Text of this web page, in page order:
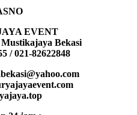
EVENT
Bekasi
/ 021-82622848